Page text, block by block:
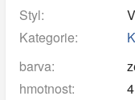
Styl:
Kategorie:
barva:
hmotnost: